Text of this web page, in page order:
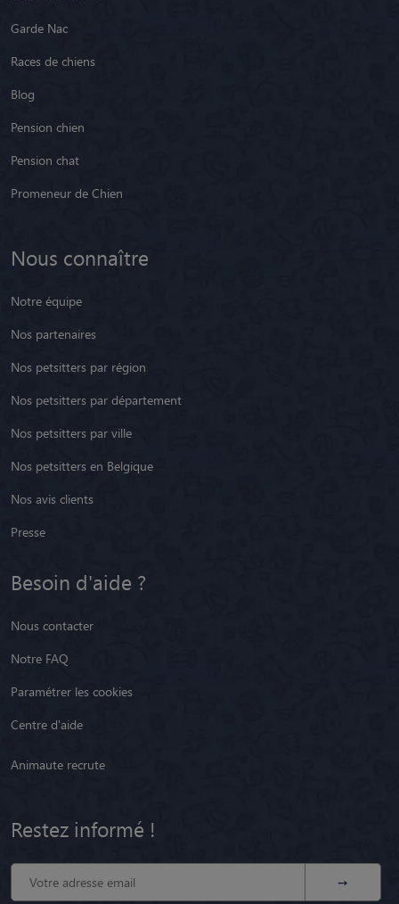
Garde Nac
Races de chiens
Blog
Pension chien
Pension chat
Promeneur de Chien
Nous connaître
Notre équipe
Nos partenaires
Nos petsitters par région
Nos petsitters par département
Nos petsitters par ville
Nos petsitters en Belgique
Nos avis clients
Presse
Besoin d'aide ?
Nous contacter
Notre FAQ
Paramétrer les cookies
Centre d'aide
Animaute recrute
Restez informé !